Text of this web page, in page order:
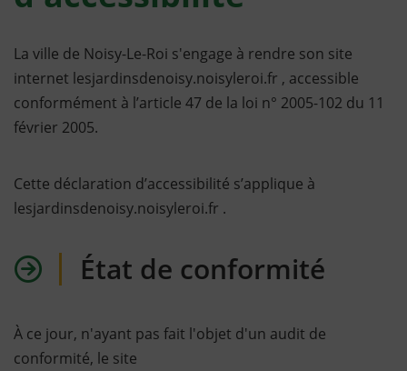
La ville de Noisy-Le-Roi s'engage à rendre son site
internet lesjardinsdenoisy.noisyleroi.fr , accessible
conformément à l’article 47 de la loi n° 2005-102 du 11
février 2005.
Cette déclaration d’accessibilité s’applique à
lesjardinsdenoisy.noisyleroi.fr .
État de conformité
À ce jour, n'ayant pas fait l'objet d'un audit de
conformité, le site